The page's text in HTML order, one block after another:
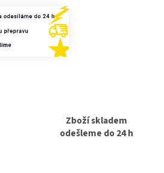
Zboží skladem
odešleme do 24 h